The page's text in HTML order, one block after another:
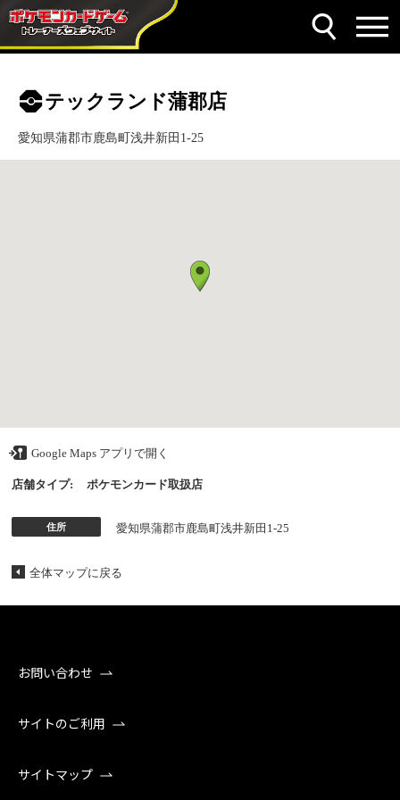
テックランド蒲郡店
愛知県蒲郡市鹿島町浅井新田1-25
Google Maps アプリで開く
店舗タイプ: ポケモンカード取扱店
住所 愛知県蒲郡市鹿島町浅井新田1-25
全体マップに戻る
お問い合わせ
サイトのご利用
サイトマップ